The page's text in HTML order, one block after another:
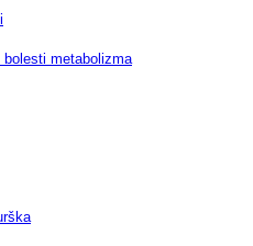
bolesti metabolizma